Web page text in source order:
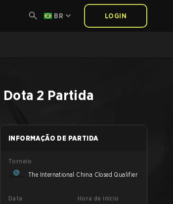
BR LOGIN
Dota 2 Partida
INFORMAÇÃO DE PARTIDA
Torneio
The International China Closed Qualifier
Data
Hora de início